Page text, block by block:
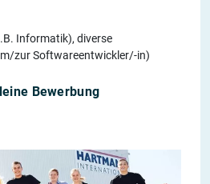
Informatik), diverse
zur Softwareentwickler/-in)
Bewerbung